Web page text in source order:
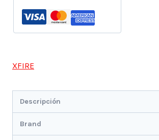
Almohada
Blanco
cantidad
XFIRE
Descripción
Brand